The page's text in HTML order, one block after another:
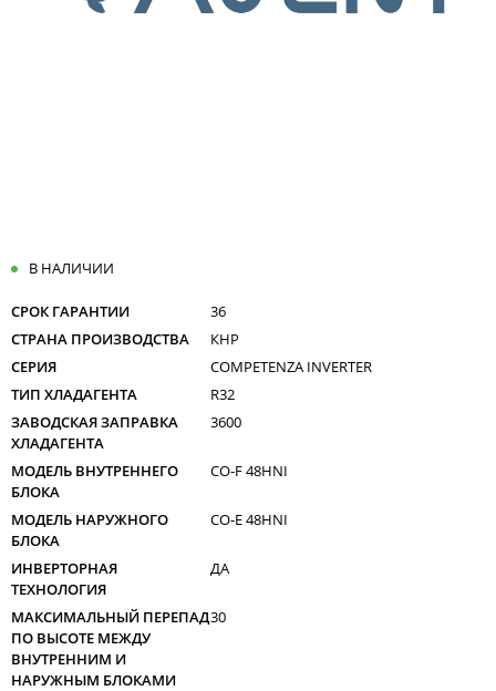
В НАЛИЧИИ
СРОК ГАРАНТИИ
36
СТРАНА ПРОИЗВОДСТВА
КНР
СЕРИЯ
COMPETENZA INVERTER
ТИП ХЛАДАГЕНТА
R32
ЗАВОДСКАЯ ЗАПРАВКА
ХЛАДАГЕНТА
3600
МОДЕЛЬ ВНУТРЕННЕГО
БЛОКА
CO-F 48HNI
МОДЕЛЬ НАРУЖНОГО
БЛОКА
CO-E 48HNI
ИНВЕРТОРНАЯ
ТЕХНОЛОГИЯ
ДА
МАКСИМАЛЬНЫЙ ПЕРЕПАД
ПО ВЫСОТЕ МЕЖДУ
ВНУТРЕННИМ И
НАРУЖНЫМ БЛОКАМИ
30